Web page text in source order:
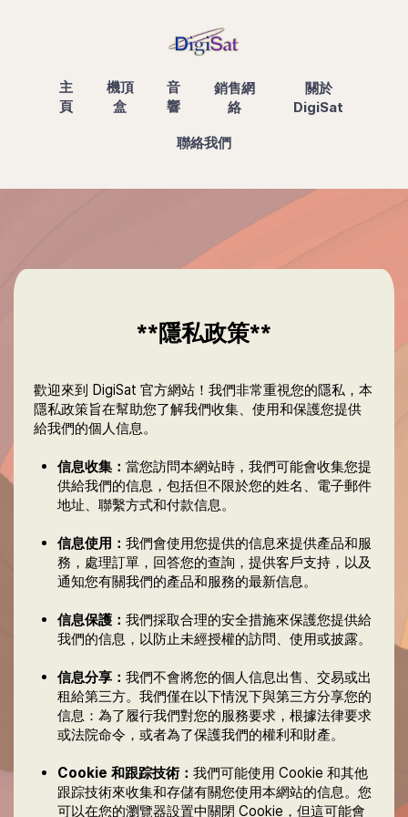
主
頁
機頂
盒
音
響
銷售網
絡
關於
DigiSat
聯絡我們
**隱私政策**
歡迎來到 DigiSat 官方網站！我們非常重視您的隱私，本
隱私政策旨在幫助您了解我們收集、使用和保護您提供
給我們的個人信息。
信息收集：當您訪問本網站時，我們可能會收集您提
供給我們的信息，包括但不限於您的姓名、電子郵件
地址、聯繫方式和付款信息。
信息使用：我們會使用您提供的信息來提供產品和服
務，處理訂單，回答您的查詢，提供客戶支持，以及
通知您有關我們的產品和服務的最新信息。
信息保護：我們採取合理的安全措施來保護您提供給
我們的信息，以防止未經授權的訪問、使用或披露。
信息分享：我們不會將您的個人信息出售、交易或出
租給第三方。我們僅在以下情況下與第三方分享您的
信息：為了履行我們對您的服務要求，根據法律要求
或法院命令，或者為了保護我們的權利和財產。
Cookie 和跟踪技術：我們可能使用 Cookie 和其他
跟踪技術來收集和存儲有關您使用本網站的信息。您
可以在您的瀏覽器設置中關閉 Cookie，但這可能會